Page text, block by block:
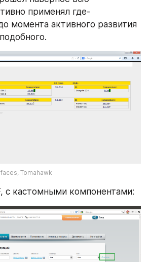
применял где-
момента активного развития
Tomahawk
с кастомными компонентами: